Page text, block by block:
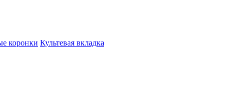
коронки Культевая вкладка